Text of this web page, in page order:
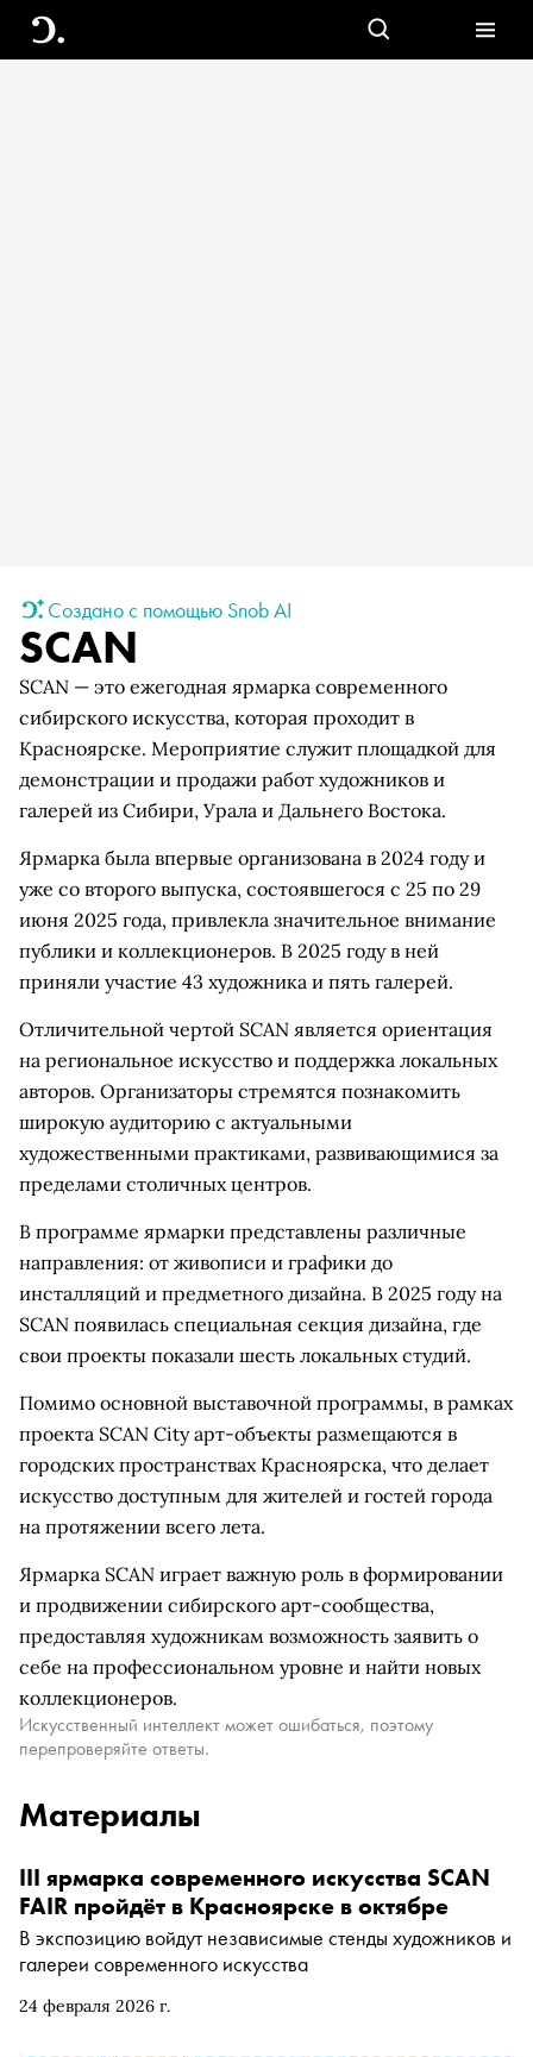
Создано с помощью Snob AI
SCAN
SCAN — это ежегодная ярмарка современного
сибирского искусства, которая проходит в
Красноярске. Мероприятие служит площадкой для
демонстрации и продажи работ художников и
галерей из Сибири, Урала и Дальнего Востока.
Ярмарка была впервые организована в 2024 году и
уже со второго выпуска, состоявшегося с 25 по 29
июня 2025 года, привлекла значительное внимание
публики и коллекционеров. В 2025 году в ней
приняли участие 43 художника и пять галерей.
Отличительной чертой SCAN является ориентация
на региональное искусство и поддержка локальных
авторов. Организаторы стремятся познакомить
широкую аудиторию с актуальными
художественными практиками, развивающимися за
пределами столичных центров.
В программе ярмарки представлены различные
направления: от живописи и графики до
инсталляций и предметного дизайна. В 2025 году на
SCAN появилась специальная секция дизайна, где
свои проекты показали шесть локальных студий.
Помимо основной выставочной программы, в рамках
проекта SCAN City арт-объекты размещаются в
городских пространствах Красноярска, что делает
искусство доступным для жителей и гостей города
на протяжении всего лета.
Ярмарка SCAN играет важную роль в формировании
и продвижении сибирского арт-сообщества,
предоставляя художникам возможность заявить о
себе на профессиональном уровне и найти новых
коллекционеров.
Искусственный интеллект может ошибаться, поэтому
перепроверяйте ответы.
Материалы
24 февраля 2026 г.
III ярмарка современного искусства SCAN
FAIR пройдёт в Красноярске в октябре
В экспозицию войдут независимые стенды художников и
галереи современного искусства